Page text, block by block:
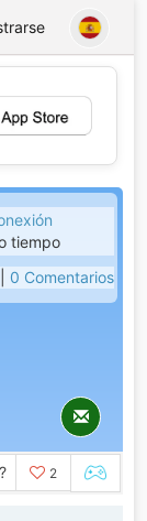
tiempo
0 Comentarios
2